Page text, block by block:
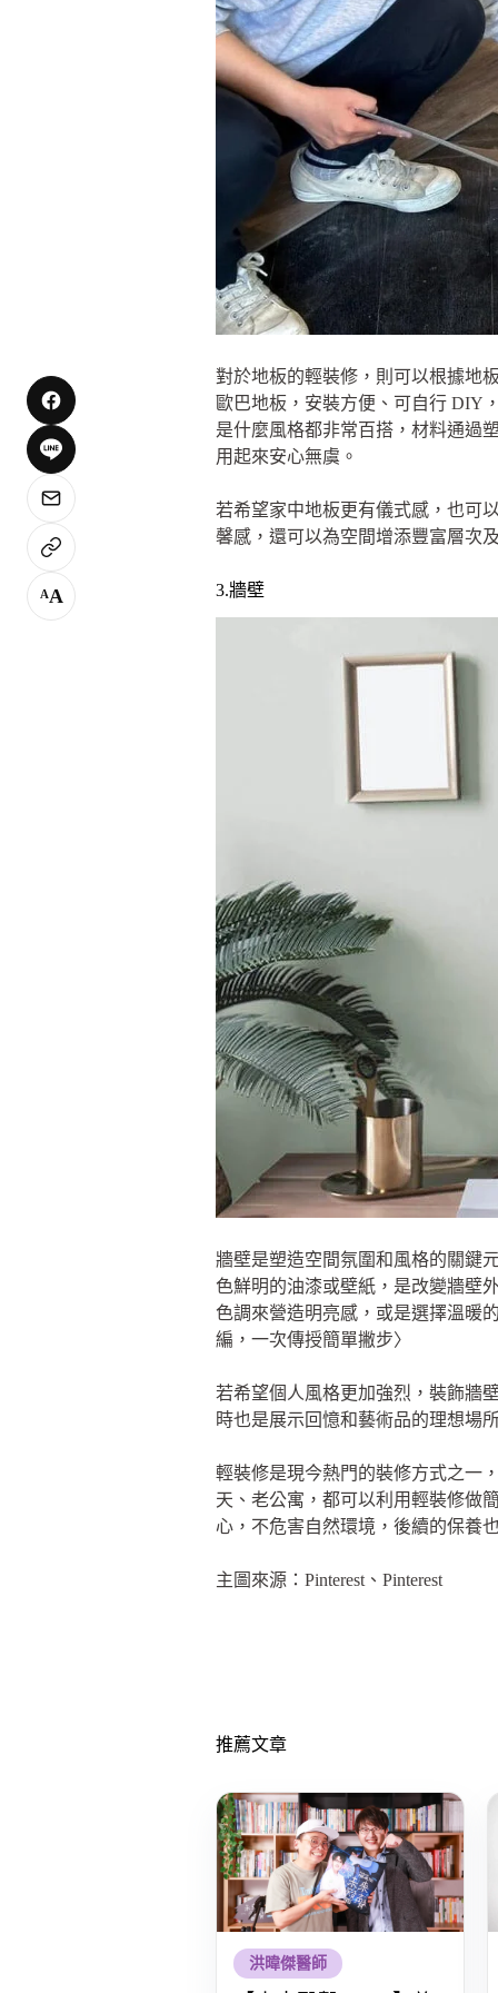
對於地板的輕裝修，則可以根據地
歐巴地板，安裝方便、可自行 DIY
是什麼風格都非常百搭，材料通過
用起來安心無虞。
若希望家中地板更有儀式感，也可
馨感，還可以為空間增添豐富層次
3.牆壁
牆壁是塑造空間氛圍和風格的關鍵
色鮮明的油漆或壁紙，是改變牆壁
色調來營造明亮感，或是選擇溫暖
編，一次傳授簡單撇步〉
若希望個人風格更加強烈，裝飾牆
時也是展示回憶和藝術品的理想場
輕裝修是現今熱門的裝修方式之一
天、老公寓，都可以利用輕裝修做
心，不危害自然環境，後續的保養
主圖來源：Pinterest、Pinterest
推薦文章
洪暐傑醫師
AA